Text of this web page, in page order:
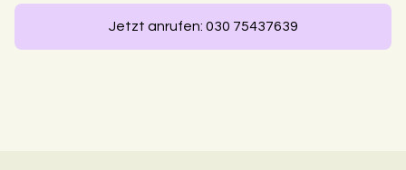
Jetzt anrufen: 030 75437639